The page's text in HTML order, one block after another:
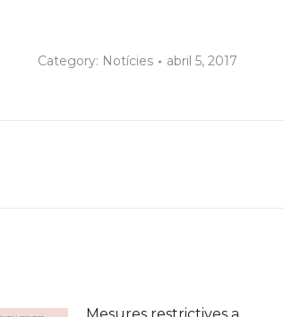
Category: Notícies abril 5, 2017